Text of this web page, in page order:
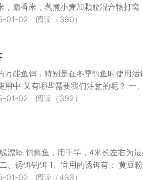
，麝香米，蒸煮小麦加颗粒混合物打窝
01-02 阅读（390）
万能鱼饵，特别是在冬季钓鱼时使用活
用中 又有哪些需要我们注意的呢？ 一
01-02 阅读（392）
漂坠 钓鲫鱼，用手竿，4米长左右为
、诱饵钓饵 1、宜用的诱饵有： 黄豆粉
01-02 阅读（433）